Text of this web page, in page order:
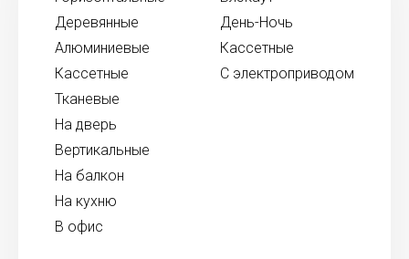
Деревянные
Алюминиевые
Кассетные
Тканевые
На дверь
Вертикальные
На балкон
На кухню
В офис
День-Ночь
Кассетные
С электроприводом